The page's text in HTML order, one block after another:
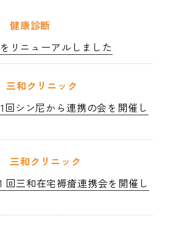
介
ョン検査
健診担当者様へ
るご質問
ネジャー
健康診断
リニューアルしました
三和クリニック
回シン尼から連携の会を開催し
三和クリニック
回三和在宅褥瘡連携会を開催し